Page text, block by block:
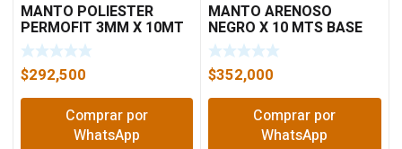
MANTO POLIESTER
PERMOFIT 3MM X 10MT
$292,500
Comprar por
WhatsApp
MANTO ARENOSO
NEGRO X 10 MTS BASE
POLIESTER EDIL 3MM
$352,000
Comprar por
WhatsApp